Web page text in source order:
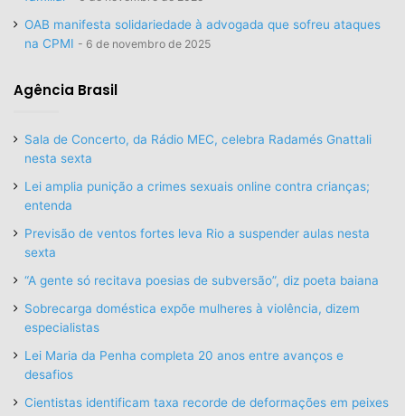
OAB manifesta solidariedade à advogada que sofreu ataques
na CPMI
6 de novembro de 2025
Agência Brasil
Sala de Concerto, da Rádio MEC, celebra Radamés Gnattali
nesta sexta
Lei amplia punição a crimes sexuais online contra crianças;
entenda
Previsão de ventos fortes leva Rio a suspender aulas nesta
sexta
“A gente só recitava poesias de subversão”, diz poeta baiana
Sobrecarga doméstica expõe mulheres à violência, dizem
especialistas
Lei Maria da Penha completa 20 anos entre avanços e
desafios
Cientistas identificam taxa recorde de deformações em peixes